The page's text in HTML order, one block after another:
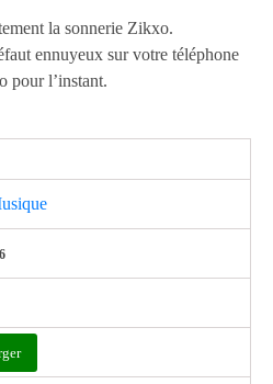
la sonnerie Zikxo.
ennuyeux sur votre téléphone
pour l’instant.